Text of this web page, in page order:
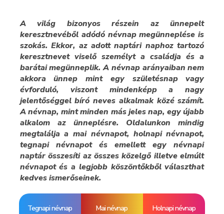
A világ bizonyos részein az ünnepelt
keresztnevéből adódó névnap megünneplése is
szokás. Ekkor, az adott naptári naphoz tartozó
keresztnevet viselő személyt a családja és a
barátai megünneplik. A névnap arányaiban nem
akkora ünnep mint egy születésnap vagy
évforduló, viszont mindenképp a nagy
jelentőséggel bíró neves alkalmak közé számít.
A névnap, mint minden más jeles nap, egy újabb
alkalom az ünneplésre. Oldalunkon mindig
megtalálja a mai névnapot, holnapi névnapot,
tegnapi névnapot és emellett egy névnapi
naptár összesíti az összes közelgő illetve elmúlt
névnapot és a legjobb köszöntőkből választhat
kedves ismerőseinek.
Tegnapi névnap Mai névnap Holnapi névnap